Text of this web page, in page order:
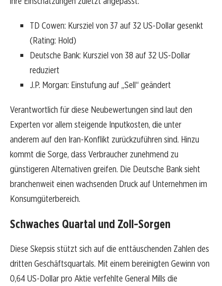
TD Cowen: Kursziel von 37 auf 32 US-Dollar gesenkt
(Rating: Hold)
Deutsche Bank: Kursziel von 38 auf 32 US-Dollar
reduziert
J.P. Morgan: Einstufung auf „Sell“ geändert
Verantwortlich für diese Neubewertungen sind laut den
Experten vor allem steigende Inputkosten, die unter
anderem auf den Iran-Konflikt zurückzuführen sind. Hinzu
kommt die Sorge, dass Verbraucher zunehmend zu
günstigeren Alternativen greifen. Die Deutsche Bank sieht
branchenweit einen wachsenden Druck auf Unternehmen im
Konsumgüterbereich.
Schwaches Quartal und Zoll-Sorgen
Diese Skepsis stützt sich auf die enttäuschenden Zahlen des
dritten Geschäftsquartals. Mit einem bereinigten Gewinn von
0,64 US-Dollar pro Aktie verfehlte General Mills die